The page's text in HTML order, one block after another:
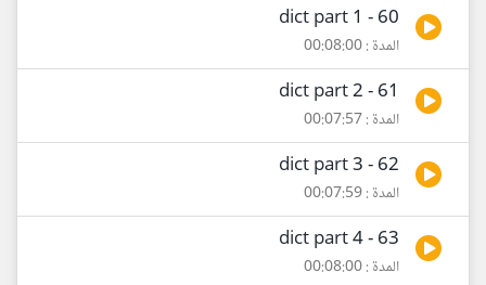
60 - dict part 1
المدة : 00:08:00
61 - dict part 2
المدة : 00:07:57
62 - dict part 3
المدة : 00:07:59
63 - dict part 4
المدة : 00:08:00